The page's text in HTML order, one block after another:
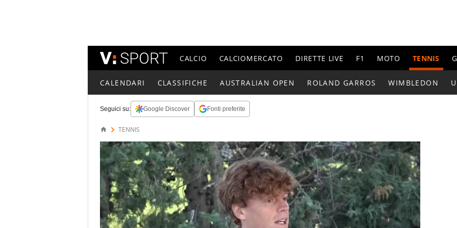
CALCIO CALCIOMERCATO DIRETTE LIVE F1 MOTO TENNIS
CALENDARI CLASSIFICHE AUSTRALIAN OPEN ROLAND GARROS WIMBLEDON
Seguici su: Google Discover Fonti preferite
TENNIS